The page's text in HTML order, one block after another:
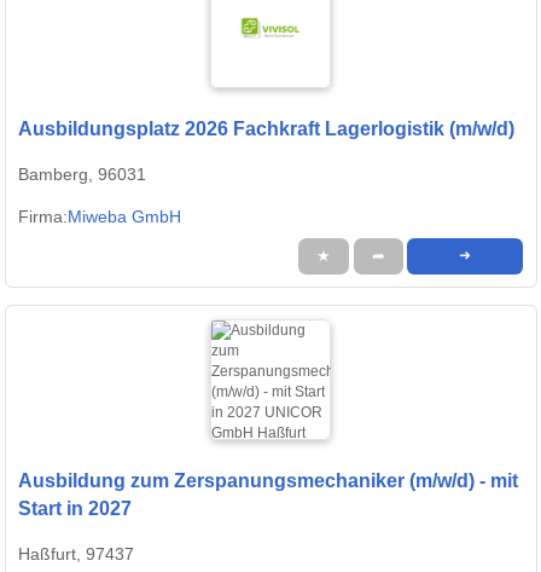
Ausbildungsplatz 2026 Fachkraft Lagerlogistik (m/w/d)
Bamberg, 96031
Firma:Miweba GmbH
★ ➦ ➜
Ausbildung zum Zerspanungsmechaniker (m/w/d) - mit
Start in 2027
Haßfurt, 97437